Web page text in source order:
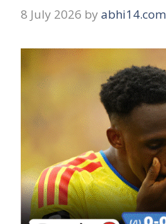
8 July 2026 by abhi14.com